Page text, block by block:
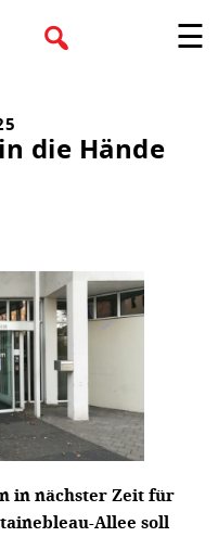
☰
die Hände
in nächster Zeit für
Allee soll